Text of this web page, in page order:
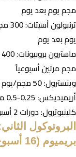
مجم يوم بعد يوم
يوم بعد يوم
مجم مرتين أسبوعياً
وينسترول: 50 مجم/يوم (أسبوع 11-16)
أريميديكس: 0.25-0.5 مجم يوم بعد يوم (حسب الحاجة)
كلينبوترول: دورات 2 أسبوع شغّال / 2 أسبوع راحة (أسبوع 5-16)
البروتوكول
بريميوم (16 أسبوع)